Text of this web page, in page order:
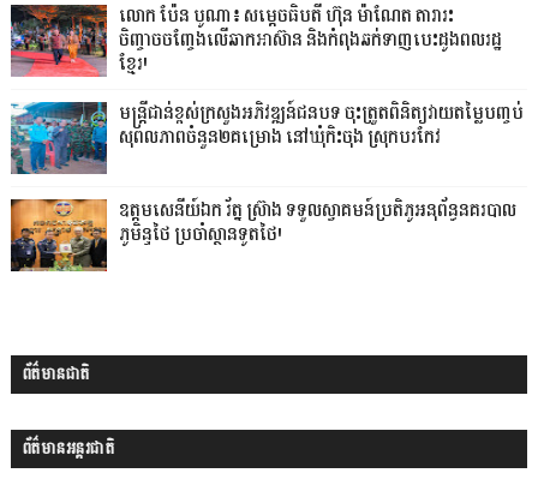
លោក ប៉ែន បូណា៖ សម្តេចធិបតី ហ៊ុន ម៉ាណែត តារារះ
ចិញ្ចាចចញ្ចែងលើឆាកអាស៊ាន និងកំពុងឆក់ទាញបេះដូងពលរដ្ឋ
ខ្មែរ!
មន្ត្រីជាន់ខ្ពស់ក្រសួងអភិវឌ្ឍន៍ជនបទ ចុះត្រួតពិនិត្យវាយតម្លៃបញ្ចប់
សុពលភាពចំនួន២គម្រោង នៅឃុំកិះចុង ស្រុកបរកែវ
ឧត្តមសេនីយ៍ឯក រ័ត្ន ស្រ៊ាង ទទួលស្វាគមន៍ប្រតិភូអនុព័ន្ធនគរបាល
ភូមិន្ទថៃ ប្រចាំស្ថានទូតថៃ!
ព័ត៌មានជាតិ
ព័ត៌មានអន្តរជាតិ